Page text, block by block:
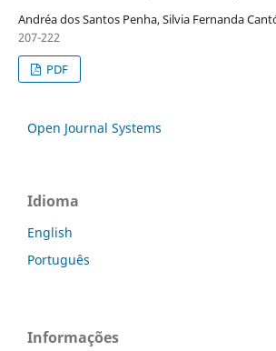
Andréa dos Santos Penha, Silvia Fernanda
207-222
PDF
Open Journal Systems
Idioma
English
Português
Informações